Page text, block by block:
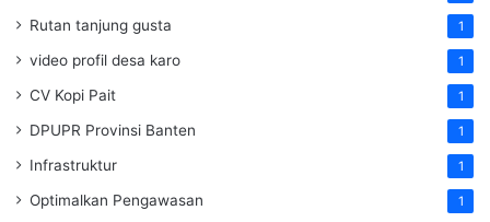
Rutan tanjung gusta 1
video profil desa karo 1
CV Kopi Pait 1
DPUPR Provinsi Banten 1
Infrastruktur 1
Optimalkan Pengawasan 1